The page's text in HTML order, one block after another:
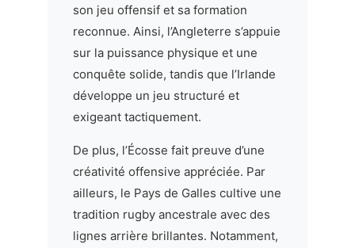
son jeu offensif et sa formation
reconnue. Ainsi, l’Angleterre s’appuie
sur la puissance physique et une
conquête solide, tandis que l’Irlande
développe un jeu structuré et
exigeant tactiquement.
De plus, l’Écosse fait preuve d’une
créativité offensive appréciée. Par
ailleurs, le Pays de Galles cultive une
tradition rugby ancestrale avec des
lignes arrière brillantes. Notamment,